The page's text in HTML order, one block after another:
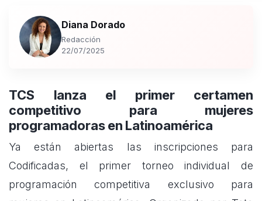
Diana Dorado
Redacción
22/07/2025
TCS lanza el primer certamen
competitivo para mujeres
programadoras en Latinoamérica
Ya están abiertas las inscripciones para
Codificadas, el primer torneo individual de
programación competitiva exclusivo para